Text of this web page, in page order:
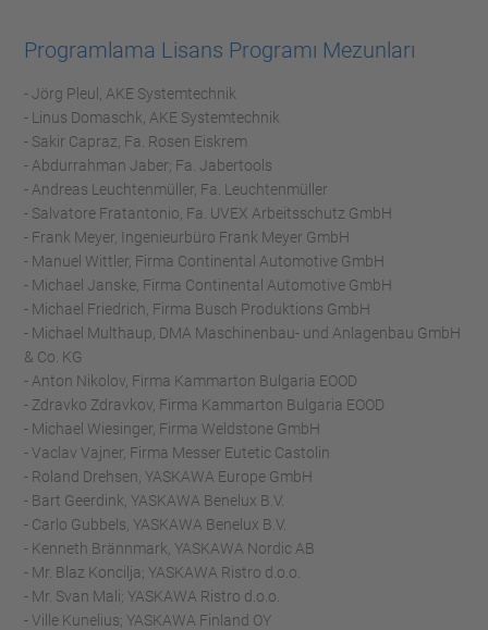
Programlama Lisans Programı Mezunları
- Jörg Pleul, AKE Systemtechnik
- Linus Domaschk, AKE Systemtechnik
- Sakir Capraz, Fa. Rosen Eiskrem
- Abdurrahman Jaber; Fa. Jabertools
- Andreas Leuchtenmüller, Fa. Leuchtenmüller
- Salvatore Fratantonio, Fa. UVEX Arbeitsschutz GmbH
- Frank Meyer, Ingenieurbüro Frank Meyer GmbH
- Manuel Wittler, Firma Continental Automotive GmbH
- Michael Janske, Firma Continental Automotive GmbH
- Michael Friedrich, Firma Busch Produktions GmbH
- Michael Multhaup, DMA Maschinenbau- und Anlagenbau GmbH
& Co. KG
- Anton Nikolov, Firma Kammarton Bulgaria EOOD
- Zdravko Zdravkov, Firma Kammarton Bulgaria EOOD
- Michael Wiesinger, Firma Weldstone GmbH
- Vaclav Vajner, Firma Messer Eutetic Castolin
- Roland Drehsen, YASKAWA Europe GmbH
- Bart Geerdink, YASKAWA Benelux B.V.
- Carlo Gubbels, YASKAWA Benelux B.V.
- Kenneth Brännmark, YASKAWA Nordic AB
- Mr. Blaz Koncilja; YASKAWA Ristro d.o.o.
- Mr. Svan Mali; YASKAWA Ristro d.o.o.
- Ville Kunelius; YASKAWA Finland OY